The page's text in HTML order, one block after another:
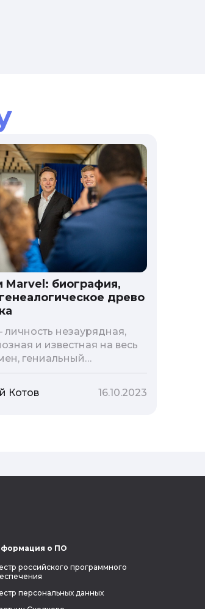
биография,
древо
незаурядная,
и известная на весь
гениальный
и миллиардер, живой
Железного
супергерой в
читателями блога фактами
Котов 16.10.2023
о ПО
российского программного
персональных данных